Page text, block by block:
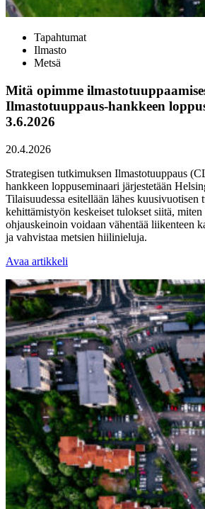
Tapahtumat
Ilmasto
Metsä
Mitä opimme
Ilmastotuuppaus-hankkeen
3.6.2026
20.4.2026
Strategisen tutkimuksen Ilmastotuuppaus
hankkeen loppuseminaari järjestetään
Tilaisuudessa esitellään lähes kuusivuotisen
kehittämistyön keskeiset tulokset siitä,
ohjauskeinoin voidaan vähentää liikenteen
ja vahvistaa metsien hiilinieluja.
Avaa artikkeli